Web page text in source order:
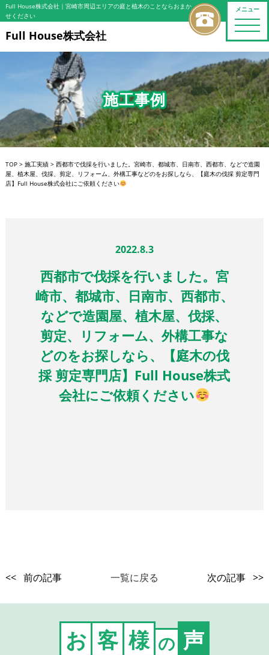
メニュー
toggle
Full House株式会社｜宮崎市周辺エリアの庭と植木のことならおまか
せください
Full House株式会社
施工事例
TOP> 施工実績> 西都市で伐採を行いました。宮崎市、都城市、日南市、西都市、などで造園
屋、植木屋、伐採、剪定、リフォーム、外構工事などのをお探しなら、【庭木の伐採 剪定専門
店】Full House株式会社にご依頼ください
2022.8.3
西都市で伐採を行いました。宮
崎市、都城市、日南市、西都市、
などで造園屋、植木屋、伐採、
剪定、リフォーム、外構工事な
どのをお探しなら、【庭木の伐
採 剪定専門店】Full House株式
会社にご依頼ください
<< 前の記事 一覧に戻る 次の記事 >>
お 客 様 の 声